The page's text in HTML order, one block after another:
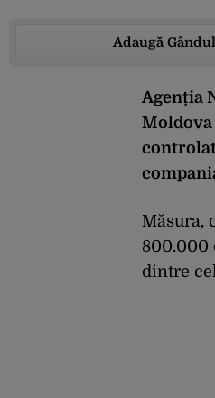
Adaugă
Agenția
Moldova
Măsura,
800.000
dintre